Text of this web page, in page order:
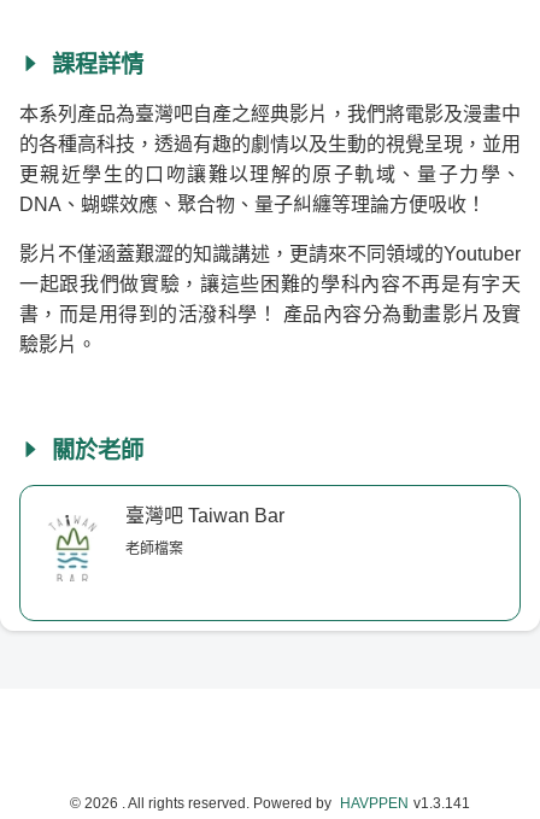
課程詳情
本系列產品為臺灣吧自產之經典影片，我們將電影及漫畫中
的各種高科技，透過有趣的劇情以及生動的視覺呈現，並用
更親近學生的口吻讓難以理解的原子軌域、量子力學、
DNA、蝴蝶效應、聚合物、量子糾纏等理論方便吸收！
影片不僅涵蓋艱澀的知識講述，更請來不同領域的Youtuber
一起跟我們做實驗，讓這些困難的學科內容不再是有字天
書，而是用得到的活潑科學！ 產品內容分為動畫影片及實
驗影片。
關於老師